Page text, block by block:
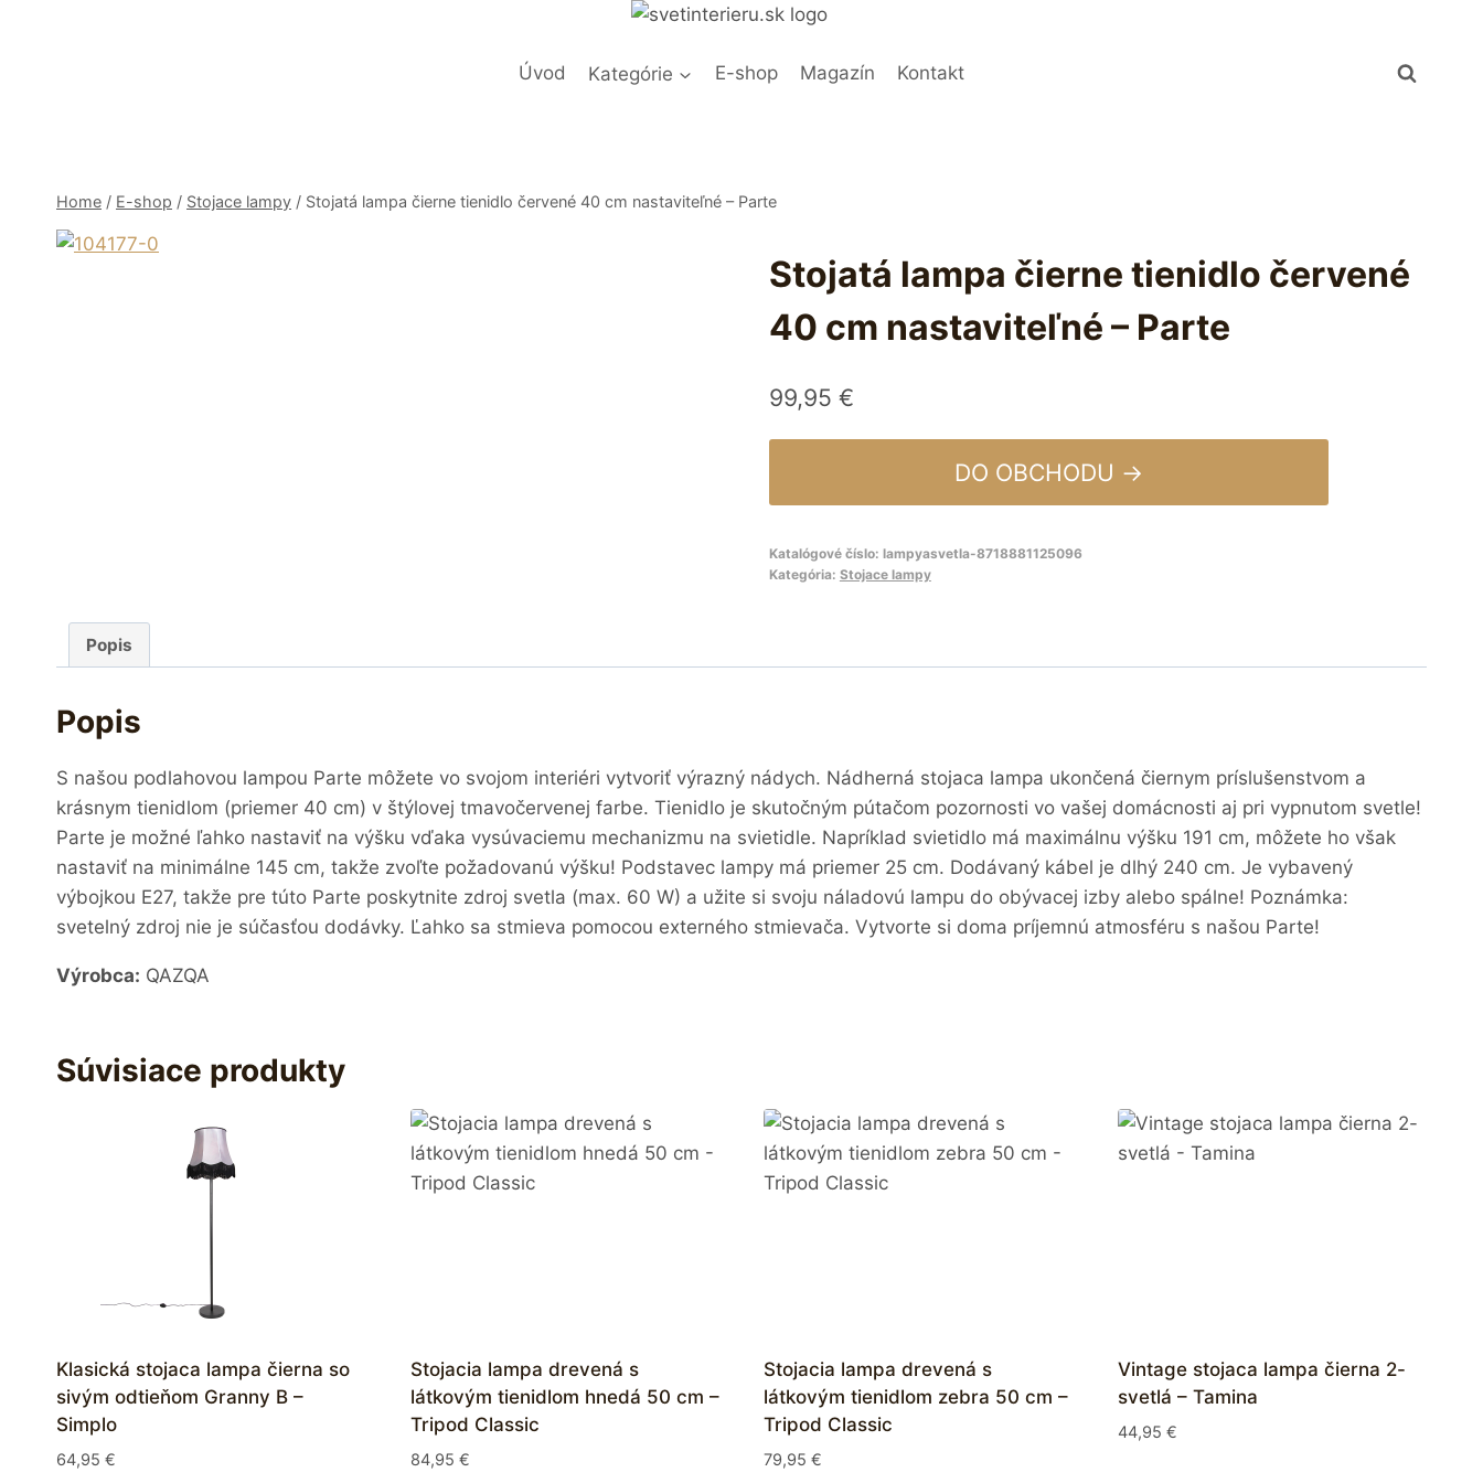
Úvod Kategórie E-shop Magazín Kontakt
Home / E-shop / Stojace lampy / Stojatá lampa čierne tienidlo červené 40 cm nastaviteľné – Parte
Stojatá lampa čierne tienidlo červené
40 cm nastaviteľné – Parte
99,95 €
DO OBCHODU →
Katalógové číslo: lampyasvetla-8718881125096
Kategória: Stojace lampy
Popis
Popis
S našou podlahovou lampou Parte môžete vo svojom interiéri vytvoriť výrazný nádych. Nádherná stojaca lampa ukončená čiernym príslušenstvom a
krásnym tienidlom (priemer 40 cm) v štýlovej tmavočervenej farbe. Tienidlo je skutočným pútačom pozornosti vo vašej domácnosti aj pri vypnutom svetle!
Parte je možné ľahko nastaviť na výšku vďaka vysúvaciemu mechanizmu na svietidle. Napríklad svietidlo má maximálnu výšku 191 cm, môžete ho však
nastaviť na minimálne 145 cm, takže zvoľte požadovanú výšku! Podstavec lampy má priemer 25 cm. Dodávaný kábel je dlhý 240 cm. Je vybavený
výbojkou E27, takže pre túto Parte poskytnite zdroj svetla (max. 60 W) a užite si svoju náladovú lampu do obývacej izby alebo spálne! Poznámka:
svetelný zdroj nie je súčasťou dodávky. Ľahko sa stmieva pomocou externého stmievača. Vytvorte si doma príjemnú atmosféru s našou Parte!
Výrobca: QAZQA
Súvisiace produkty
Klasická stojaca lampa čierna so
sivým odtieňom Granny B –
Simplo
64,95 €
Stojacia lampa drevená s
látkovým tienidlom hnedá 50 cm –
Tripod Classic
84,95 €
Stojacia lampa drevená s
látkovým tienidlom zebra 50 cm –
Tripod Classic
79,95 €
Vintage stojaca lampa čierna 2-
svetlá – Tamina
44,95 €